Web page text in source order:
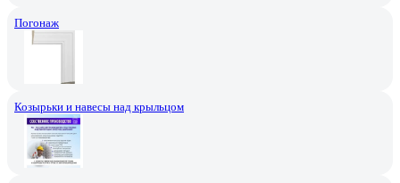
Погонаж
Козырьки и навесы над крыльцом